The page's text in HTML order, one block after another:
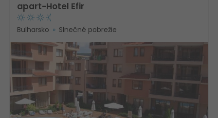
apart-Hotel Efir
Bulharsko Slnečné pobrežie